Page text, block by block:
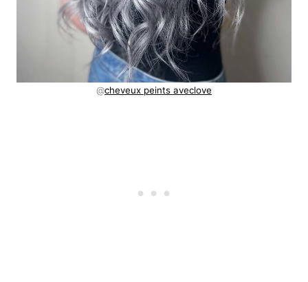
@cheveux peints aveclove